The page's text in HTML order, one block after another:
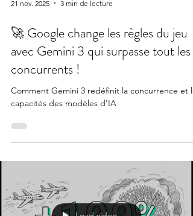
21 nov. 2025 3 min de lecture
🚀 Google change les règles du jeu
avec Gemini 3 qui surpasse tout les
concurrents !
capacités des modèles d'IA